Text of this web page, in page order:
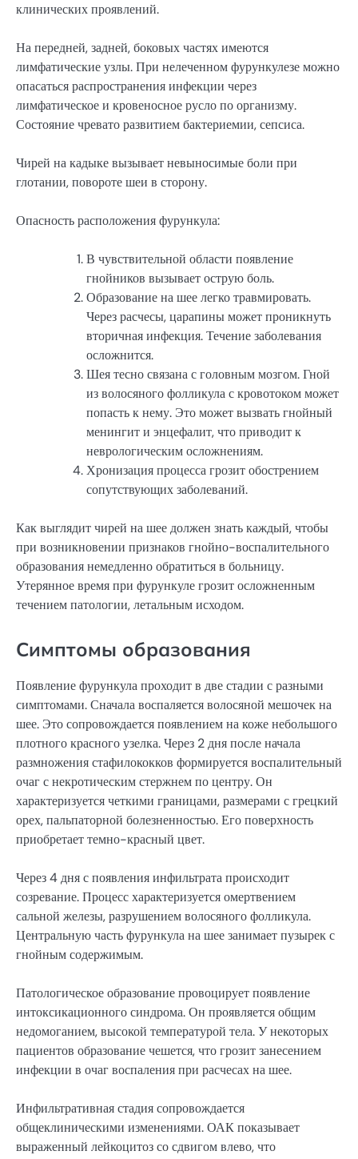
клинических проявлений.
На передней, задней, боковых частях имеются
лимфатические узлы. При нелеченном фурункулезе можно
опасаться распространения инфекции через
лимфатическое и кровеносное русло по организму.
Состояние чревато развитием бактериемии, сепсиса.
Чирей на кадыке вызывает невыносимые боли при
глотании, повороте шеи в сторону.
Опасность расположения фурункула:
В чувствительной области появление
гнойников вызывает острую боль.
Образование на шее легко травмировать.
Через расчесы, царапины может проникнуть
вторичная инфекция. Течение заболевания
осложнится.
Шея тесно связана с головным мозгом. Гной
из волосяного фолликула с кровотоком может
попасть к нему. Это может вызвать гнойный
менингит и энцефалит, что приводит к
неврологическим осложнениям.
Хронизация процесса грозит обострением
сопутствующих заболеваний.
Как выглядит чирей на шее должен знать каждый, чтобы
при возникновении признаков гнойно-воспалительного
образования немедленно обратиться в больницу.
Утерянное время при фурункуле грозит осложненным
течением патологии, летальным исходом.
Симптомы образования
Появление фурункула проходит в две стадии с разными
симптомами. Сначала воспаляется волосяной мешочек на
шее. Это сопровождается появлением на коже небольшого
плотного красного узелка. Через 2 дня после начала
размножения стафилококков формируется воспалительный
очаг с некротическим стержнем по центру. Он
характеризуется четкими границами, размерами с грецкий
орех, пальпаторной болезненностью. Его поверхность
приобретает темно-красный цвет.
Через 4 дня с появления инфильтрата происходит
созревание. Процесс характеризуется омертвением
сальной железы, разрушением волосяного фолликула.
Центральную часть фурункула на шее занимает пузырек с
гнойным содержимым.
Патологическое образование провоцирует появление
интоксикационного синдрома. Он проявляется общим
недомоганием, высокой температурой тела. У некоторых
пациентов образование чешется, что грозит занесением
инфекции в очаг воспаления при расчесах на шее.
Инфильтративная стадия сопровождается
общеклиническими изменениями. ОАК показывает
выраженный лейкоцитоз со сдвигом влево, что